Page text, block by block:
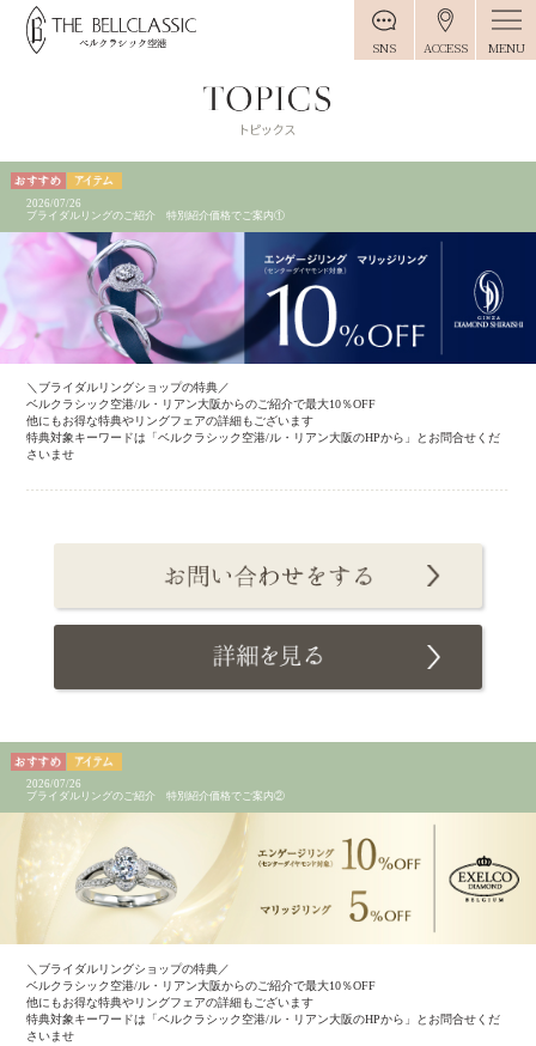
SNS ACCESS MENU
2026/07/26
ブライダルリングのご紹介 特別紹介価格でご案内①
＼ブライダルリングショップの特典／
ベルクラシック空港/ル・リアン大阪からのご紹介で最大10％OFF
他にもお得な特典やリングフェアの詳細もございます
特典対象キーワードは「ベルクラシック空港/ル・リアン大阪のHPから」とお問合せくだ
さいませ
2026/07/26
ブライダルリングのご紹介 特別紹介価格でご案内②
＼ブライダルリングショップの特典／
ベルクラシック空港/ル・リアン大阪からのご紹介で最大10％OFF
他にもお得な特典やリングフェアの詳細もございます
特典対象キーワードは「ベルクラシック空港/ル・リアン大阪のHPから」とお問合せくだ
さいませ